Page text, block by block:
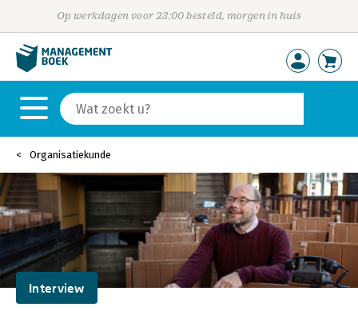
Op werkdagen voor 23:00 besteld, morgen in huis
Organisatiekunde
Interview